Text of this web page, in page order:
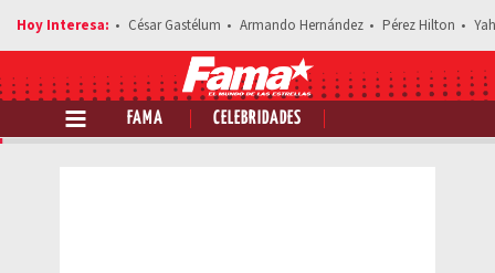
César Gastélum Armando Hernández Pérez Hilton
FAMA CELEBRIDADES
Comparte esta noticia